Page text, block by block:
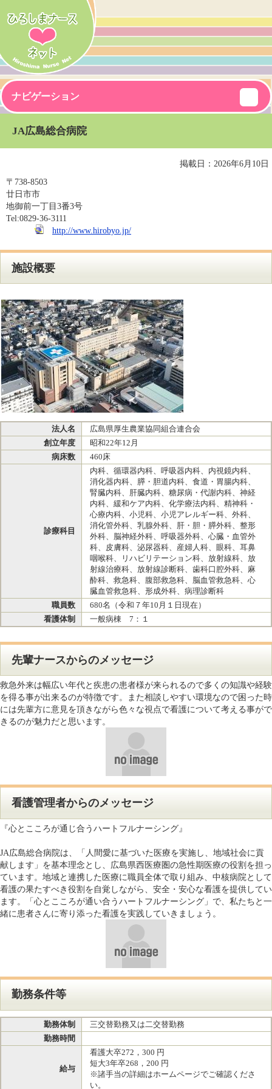
ナビゲーション
JA広島総合病院
掲載日：2026年6月10日
〒 738-8503
廿日市市
地御前一丁目3番3号
Tel:0829-36-3111
http://www.hirobyo.jp/
施設概要
法人名
広島県厚生農業協同組合連合会
創立年度
昭和22年12月
病床数
460床
診療科目
内科、循環器内科、呼吸器内科、内視鏡内科、
消化器内科、膵・胆道内科、食道・胃腸内科、
腎臓内科、肝臓内科、糖尿病・代謝内科、神経
内科、緩和ケア内科、化学療法内科、精神科・
心療内科、小児科、小児アレルギー科、外科、
消化管外科、乳腺外科、肝・胆・膵外科、整形
外科、脳神経外科、呼吸器外科、心臓・血管外
科、皮膚科、泌尿器科、産婦人科、眼科、耳鼻
咽喉科、リハビリテーション科、放射線科、放
射線治療科、放射線診断科、歯科口腔外科、麻
酔科、救急科、腹部救急科、脳血管救急科、心
臓血管救急科、形成外科、病理診断科
職員数
680名（令和７年10月１日現在）
看護体制
一般病棟 7：１
先輩ナースからのメッセージ
救急外来は幅広い年代と疾患の患者様が来られるので多くの知識や経験
を得る事が出来るのが特徴です。また相談しやすい環境なので困った時
には先輩方に意見を頂きながら色々な視点で看護について考える事がで
きるのが魅力だと思います。
看護管理者からのメッセージ
『心とこころが通じ合うハートフルナーシング』
JA広島総合病院は、「人間愛に基づいた医療を実施し、地域社会に貢
献します」を基本理念とし、広島県西医療圏の急性期医療の役割を担っ
ています。地域と連携した医療に職員全体で取り組み、中核病院として
看護の果たすべき役割を自覚しながら、安全・安心な看護を提供してい
ます。「心とこころが通い合うハートフルナーシング」で、私たちと一
緒に患者さんに寄り添った看護を実践していきましょう。
勤務条件等
勤務体制
三交替勤務又は二交替勤務
勤務時間
給与
看護大卒272，300 円
短大3年卒268，200 円
※諸手当の詳細はホームページでご確認くださ
い。